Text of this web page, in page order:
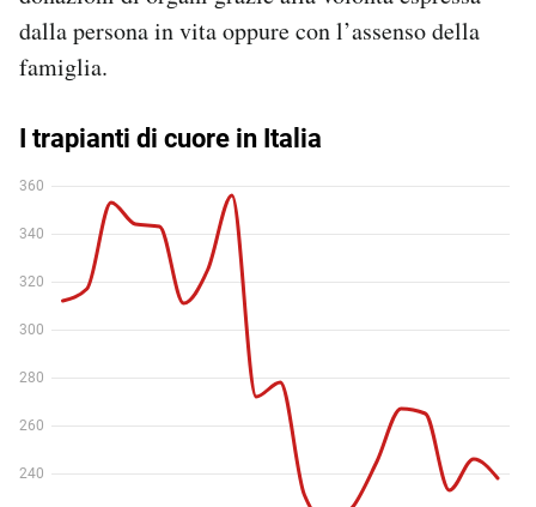
dalla persona in vita oppure con l’assenso della
famiglia.